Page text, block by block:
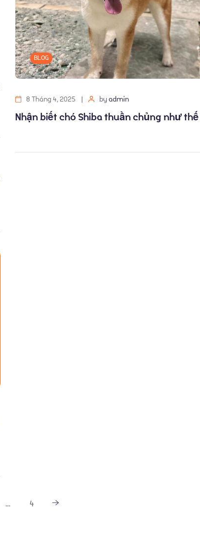
BLOG
8 Tháng 4, 2025 by admin
Nhận biết chó Shiba thuần chủng như
… 4